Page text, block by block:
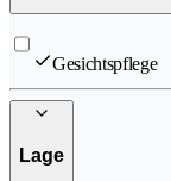
Gesichtspflege
Lage